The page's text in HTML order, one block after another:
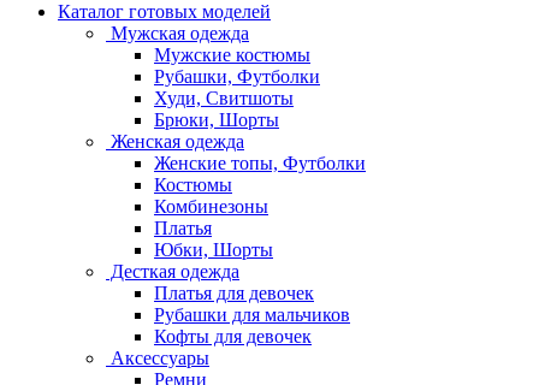
Каталог готовых моделей
Мужская одежда
Мужские костюмы
Рубашки, Футболки
Худи, Свитшоты
Брюки, Шорты
Женская одежда
Женские топы, Футболки
Костюмы
Комбинезоны
Платья
Юбки, Шорты
Десткая одежда
Платья для девочек
Рубашки для мальчиков
Кофты для девочек
Аксессуары
Ремни